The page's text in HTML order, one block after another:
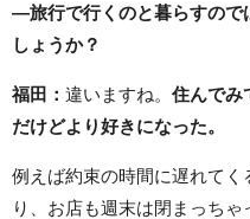
―旅行で行くのと暮らすので
しょうか？
福田： 違いますね。 住んでみ
だけどより好きになった。
例えば約束の時間に遅れて
り、お店も週末は閉まっち